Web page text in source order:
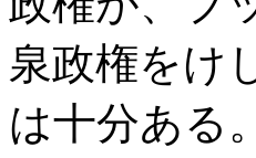
泉政権をけ
は十分ある